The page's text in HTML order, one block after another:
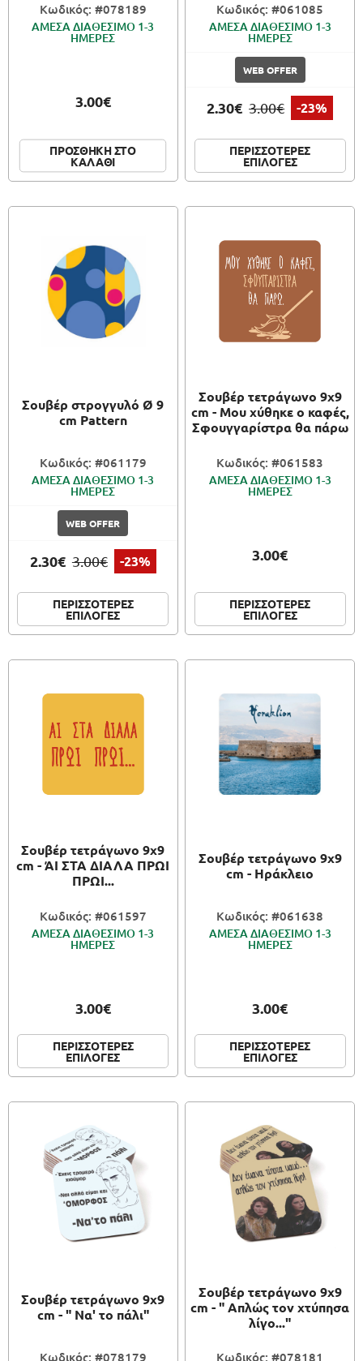
Κωδικός: #078189
ΑΜΕΣΑ ΔΙΑΘΕΣΙΜΟ 1-3
ΗΜΕΡΕΣ
3.00€
ΠΡΟΣΘΗΚΗ ΣΤΟ
ΚΑΛΑΘΙ
Κωδικός: #061085
ΑΜΕΣΑ ΔΙΑΘΕΣΙΜΟ 1-3
ΗΜΕΡΕΣ
WEB OFFER
2.30€ 3.00€ -23%
ΠΕΡΙΣΣΟΤΕΡΕΣ
ΕΠΙΛΟΓΕΣ
Σουβέρ στρογγυλό Ø 9
cm Pattern
Κωδικός: #061179
ΑΜΕΣΑ ΔΙΑΘΕΣΙΜΟ 1-3
ΗΜΕΡΕΣ
WEB OFFER
2.30€ 3.00€ -23%
ΠΕΡΙΣΣΟΤΕΡΕΣ
ΕΠΙΛΟΓΕΣ
Σουβέρ τετράγωνο 9x9
cm - Μου χύθηκε ο καφές,
Σφουγγαρίστρα θα πάρω
Κωδικός: #061583
ΑΜΕΣΑ ΔΙΑΘΕΣΙΜΟ 1-3
ΗΜΕΡΕΣ
3.00€
ΠΕΡΙΣΣΟΤΕΡΕΣ
ΕΠΙΛΟΓΕΣ
Σουβέρ τετράγωνο 9x9
cm - ΆΙ ΣΤΑ ΔΙΑΛΑ ΠΡΩΙ
ΠΡΩΙ...
Κωδικός: #061597
ΑΜΕΣΑ ΔΙΑΘΕΣΙΜΟ 1-3
ΗΜΕΡΕΣ
3.00€
ΠΕΡΙΣΣΟΤΕΡΕΣ
ΕΠΙΛΟΓΕΣ
Σουβέρ τετράγωνο 9x9
cm - Ηράκλειο
Κωδικός: #061638
ΑΜΕΣΑ ΔΙΑΘΕΣΙΜΟ 1-3
ΗΜΕΡΕΣ
3.00€
ΠΕΡΙΣΣΟΤΕΡΕΣ
ΕΠΙΛΟΓΕΣ
Σουβέρ τετράγωνο 9x9
cm - " Να' το πάλι"
Κωδικός: #078179
Σουβέρ τετράγωνο 9x9
cm - " Απλώς τον χτύπησα
λίγο..."
Κωδικός: #078181